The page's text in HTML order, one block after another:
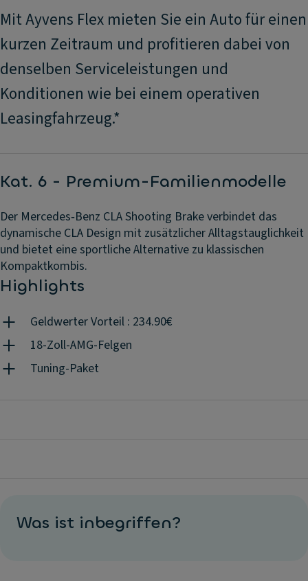
Mit Ayvens Flex mieten Sie ein Auto für einen
kurzen Zeitraum und profitieren dabei von
denselben Serviceleistungen und
Konditionen wie bei einem operativen
Leasingfahrzeug.*
Kat. 6 - Premium-Familienmodelle
Der Mercedes‑Benz CLA Shooting Brake verbindet das
dynamische CLA Design mit zusätzlicher Alltagstauglichkeit
und bietet eine sportliche Alternative zu klassischen
Kompaktkombis.
Highlights
Geldwerter Vorteil : 234.90€
18-Zoll-AMG-Felgen
Tuning-Paket
Was ist inbegriffen?